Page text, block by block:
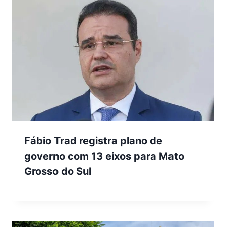
Fábio Trad registra plano de
governo com 13 eixos para Mato
Grosso do Sul